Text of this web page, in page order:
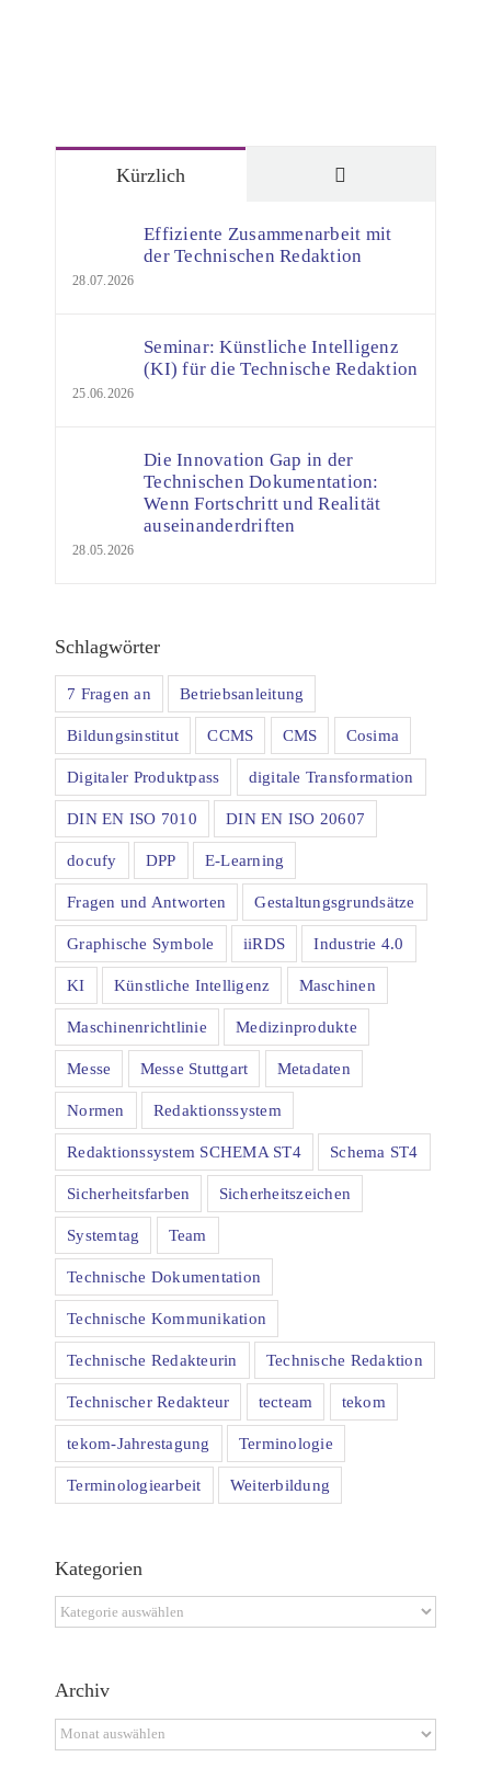
Kürzlich
Effiziente Zusammenarbeit mit
der Technischen Redaktion
28.07.2026
Seminar: Künstliche Intelligenz
(KI) für die Technische Redaktion
25.06.2026
Die Innovation Gap in der
Technischen Dokumentation:
Wenn Fortschritt und Realität
auseinanderdriften
28.05.2026
Schlagwörter
7 Fragen an Betriebsanleitung
Bildungsinstitut CCMS CMS Cosima
Digitaler Produktpass digitale Transformation
DIN EN ISO 7010 DIN EN ISO 20607
docufy DPP E-Learning
Fragen und Antworten Gestaltungsgrundsätze
Graphische Symbole iiRDS Industrie 4.0
KI Künstliche Intelligenz Maschinen
Maschinenrichtlinie Medizinprodukte
Messe Messe Stuttgart Metadaten
Normen Redaktionssystem
Redaktionssystem SCHEMA ST4 Schema ST4
Sicherheitsfarben Sicherheitszeichen
Systemtag Team
Technische Dokumentation
Technische Kommunikation
Technische Redakteurin Technische Redaktion
Technischer Redakteur tecteam tekom
tekom-Jahrestagung Terminologie
Terminologiearbeit Weiterbildung
Kategorien
Kategorien
Archiv
Archiv